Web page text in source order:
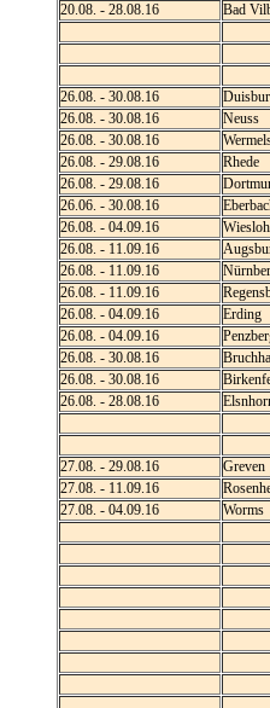
20.08. - 28.08.16
Bad
26.08. - 30.08.16
26.08. - 30.08.16
Neuss
26.08. - 30.08.16
26.08. - 29.08.16
Rhede
26.08. - 29.08.16
26.06. - 30.08.16
26.08. - 04.09.16
Wiesloh
26.08. - 11.09.16
26.08. - 11.09.16
26.08. - 11.09.16
26.08. - 04.09.16
Erding
26.08. - 04.09.16
26.08. - 30.08.16
26.08. - 30.08.16
26.08. - 28.08.16
27.08. - 29.08.16
Greven
27.08. - 11.09.16
27.08. - 04.09.16
Worms